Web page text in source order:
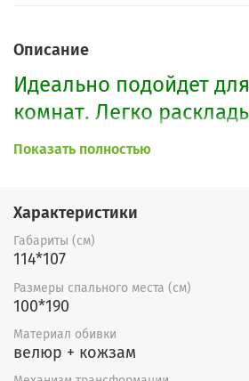
Описание
Идеально подойдет
комнат. Легко
Имеется ящик для
По Вашему желанию
изменение габаритов,
форм подлокотников,
независимого
(+2500р) с добавлением
койры или без (2000р).
Показать полностью
Характеристики
Габариты (см)
114*107
Размеры спального места (см)
100*190
Материал обивки
велюр + кожзам